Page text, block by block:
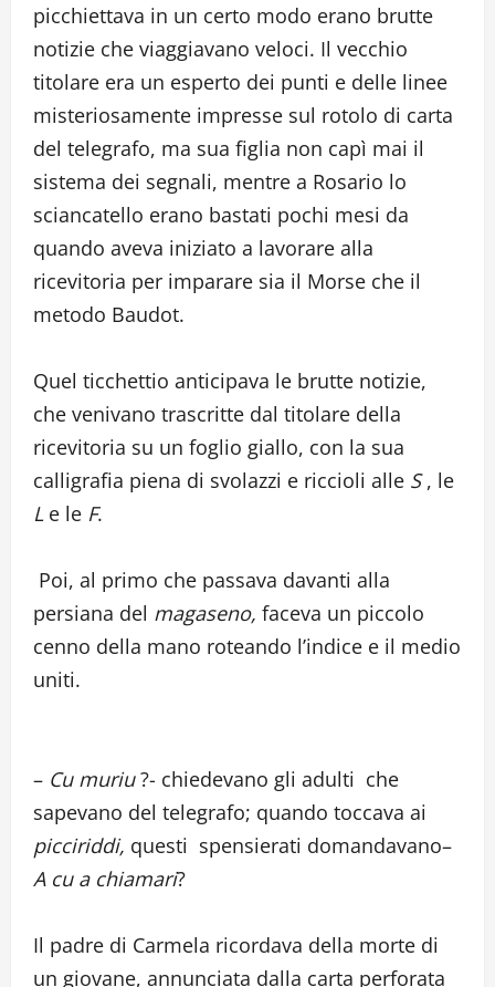
picchiettava in un certo modo erano brutte
notizie che viaggiavano veloci. Il vecchio
titolare era un esperto dei punti e delle linee
misteriosamente impresse sul rotolo di carta
del telegrafo, ma sua figlia non capì mai il
sistema dei segnali, mentre a Rosario lo
sciancatello erano bastati pochi mesi da
quando aveva iniziato a lavorare alla
ricevitoria per imparare sia il Morse che il
metodo Baudot.
Quel ticchettio anticipava le brutte notizie,
che venivano trascritte dal titolare della
ricevitoria su un foglio giallo, con la sua
calligrafia piena di svolazzi e riccioli alle S, le
L e le F.
Poi, al primo che passava davanti alla
persiana del magaseno, faceva un piccolo
cenno della mano roteando l’indice e il medio
uniti.
– Cu muriu?- chiedevano gli adulti che
sapevano del telegrafo; quando toccava ai
picciriddi, questi spensierati domandavano–
A cu a chiamari?
Il padre di Carmela ricordava della morte di
un giovane, annunciata dalla carta perforata